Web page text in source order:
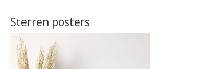
Sterren posters